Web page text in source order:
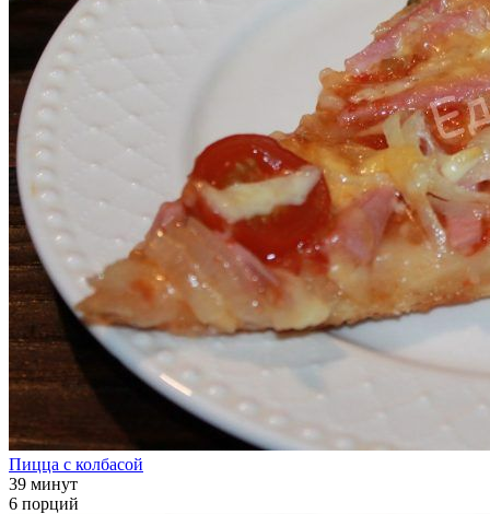
Пицца с колбасой
39 минут
6 порций